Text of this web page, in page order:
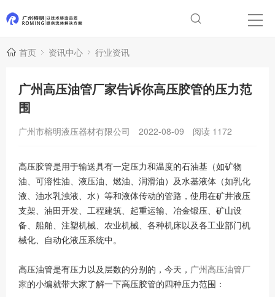
首页 资讯中心 行业资讯
广州高压油管厂家告诉你高压胶管的压力范
围
广州市榕明液压器材有限公司 2022-08-09 阅读 1172
高压胶管是用于输送具有一定压力和温度的石油基（如矿物
油、可溶性油、液压油、燃油、润滑油）及水基液体（如乳化
液、油水乳浊液、水）等和液体传动的管路，使用在矿井液压
支架、油田开发、工程建筑、起重运输、冶金锻压、矿山设
备、船舶、注塑机械、农业机械、各种机床以及各工业部门机
械化、自动化液压系统中。
高压油管是有压力以及层数的分别的，今天， 广州高压油管厂
家的小编就带大家了解一下高压胶管的四种压力范围：